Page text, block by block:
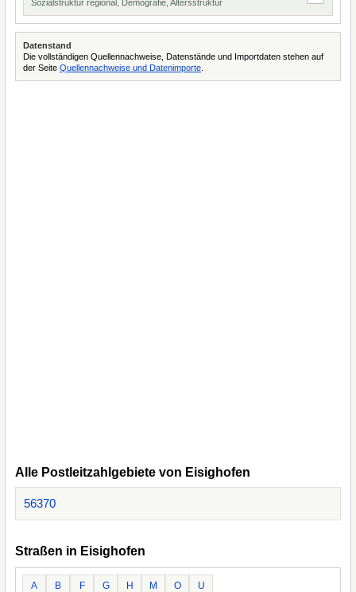
Sozialstruktur regional, Demografie, Altersstruktur
Datenstand
Die vollständigen Quellennachweise, Datenstände und Importdaten stehen auf
der Seite Quellennachweise und Datenimporte
Alle Postleitzahlgebiete von Eisighofen
56370
Straßen in Eisighofen
A B F G H M O U